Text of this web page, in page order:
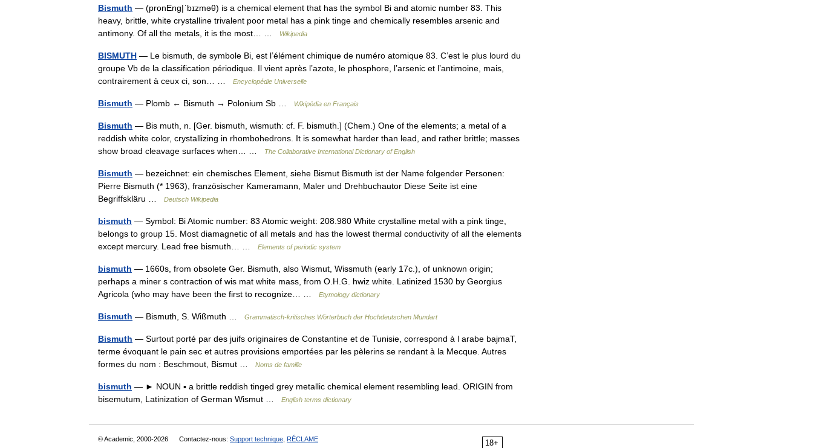
Bismuth — (pronEng|ˈbɪzməθ) is a chemical element that has the symbol Bi and atomic number 83. This
heavy, brittle, white crystalline trivalent poor metal has a pink tinge and chemically resembles arsenic and
antimony. Of all the metals, it is the most… …
Wikipedia
BISMUTH — Le bismuth, de symbole Bi, est l’élément chimique de numéro atomique 83. C’est le plus lourd du
groupe Vb de la classification périodique. Il vient après l’azote, le phosphore, l’arsenic et l’antimoine, mais,
contrairement à ceux ci, son… …
Encyclopédie Universelle
Bismuth — Plomb ← Bismuth → Polonium Sb … Wikipédia en Français
Bismuth — Bis muth, n. [Ger. bismuth, wismuth: cf. F. bismuth.] (Chem.) One of the elements; a metal of a
reddish white color, crystallizing in rhombohedrons. It is somewhat harder than lead, and rather brittle; masses
show broad cleavage surfaces when… …
The Collaborative International Dictionary of English
Bismuth — bezeichnet: ein chemisches Element, siehe Bismut Bismuth ist der Name folgender Personen:
Pierre Bismuth (* 1963), französischer Kameramann, Maler und Drehbuchautor Diese Seite ist eine
Begriffskläru …
Deutsch Wikipedia
bismuth — Symbol: Bi Atomic number: 83 Atomic weight: 208.980 White crystalline metal with a pink tinge,
belongs to group 15. Most diamagnetic of all metals and has the lowest thermal conductivity of all the elements
except mercury. Lead free bismuth… …
Elements of periodic system
bismuth — 1660s, from obsolete Ger. Bismuth, also Wismut, Wissmuth (early 17c.), of unknown origin;
perhaps a miner s contraction of wis mat white mass, from O.H.G. hwiz white. Latinized 1530 by Georgius
Agricola (who may have been the first to recognize… …
Etymology dictionary
Bismuth — Bismuth, S. Wißmuth … Grammatisch-kritisches Wörterbuch der Hochdeutschen Mundart
Bismuth — Surtout porté par des juifs originaires de Constantine et de Tunisie, correspond à l arabe bajmaT,
terme évoquant le pain sec et autres provisions emportées par les pèlerins se rendant à la Mecque. Autres
formes du nom : Beschmout, Bismut …
Noms de famille
bismuth — ► NOUN ▪ a brittle reddish tinged grey metallic chemical element resembling lead. ORIGIN from
bisemutum, Latinization of German Wismut …
English terms dictionary
18+
© Academic, 2000-2026 Contactez-nous: Support technique RÉCLAME